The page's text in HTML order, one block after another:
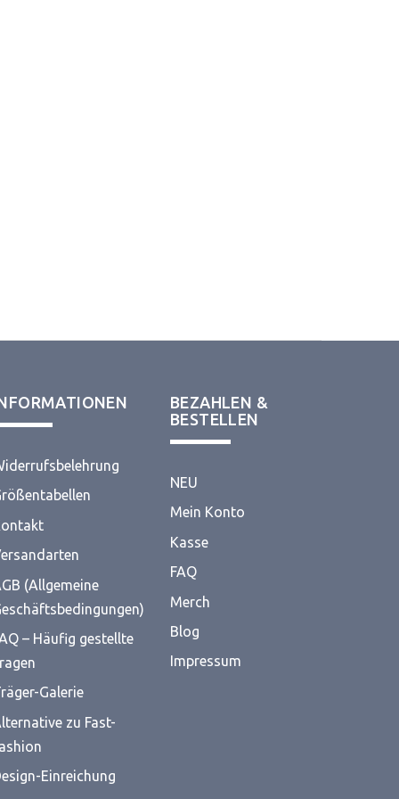
(Allgemeine
– Häufig gestellte
Galerie
zu Fast-
Einreichung
BEZAHLEN &
BESTELLEN
NEU
Mein Konto
Kasse
FAQ
Merch
Blog
Impressum